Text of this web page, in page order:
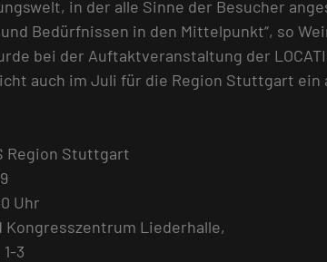
in der alle Sinne der Besucher
Bedürfnissen in den Mittelpunkt“, so
bei der Auftaktveranstaltung der
auch im Juli für die Region Stuttgart
Region Stuttgart
Uhr
Kongresszentrum Liederhalle,
3